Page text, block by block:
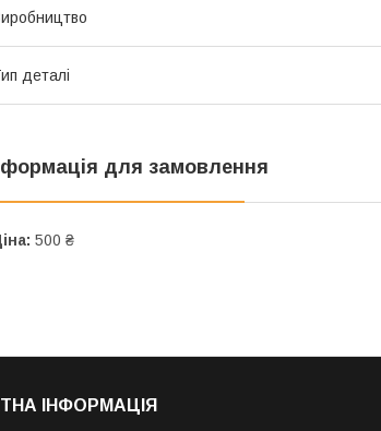
деталі
для замовлення
500 ₴
ІНФОРМАЦІЯ